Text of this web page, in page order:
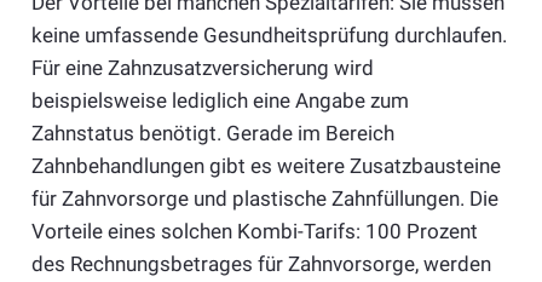
keine umfassende Gesundheitsprüfung durchlaufen.
Für eine Zahnzusatzversicherung wird
beispielsweise lediglich eine Angabe zum
Zahnstatus benötigt. Gerade im Bereich
Zahnbehandlungen gibt es weitere Zusatzbausteine
für Zahnvorsorge und plastische Zahnfüllungen. Die
Vorteile eines solchen Kombi-Tarifs: 100 Prozent
des Rechnungsbetrages für Zahnvorsorge, werden